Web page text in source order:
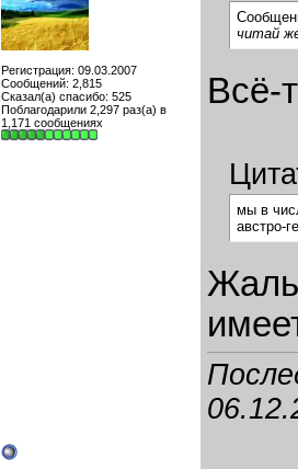
Регистрация: 09.03.2007
Сообщений: 2,815
Сказал(а) спасибо: 525
Поблагодарили 2,297 раз(а) в
1,171 сообщениях
читай
Всё-
мы в
австро-